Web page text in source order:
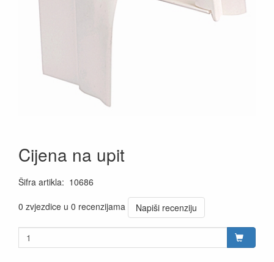
Cijena na upit
Šifra artikla: 10686
0 zvjezdice u 0 recenzijama
Napiši recenziju